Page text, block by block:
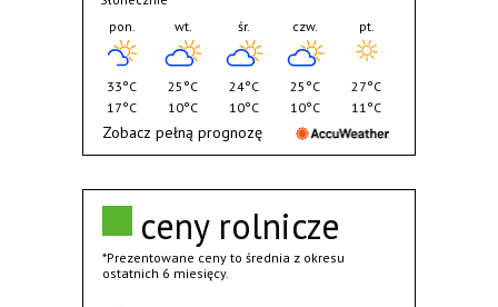
ceny rolnicze
*Prezentowane ceny to średnia z okresu
ostatnich 6 miesięcy.
pon.
33°C
17°C
wt.
25°C
10°C
śr.
24°C
10°C
czw.
25°C
10°C
pt.
27°C
11°C
Zobacz pełną prognozę